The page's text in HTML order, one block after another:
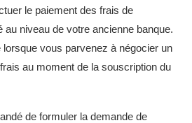
le paiement des frais de
au niveau de votre ancienne banque.
lorsque vous parvenez à négocier un
au moment de la souscription du
de formuler la demande de